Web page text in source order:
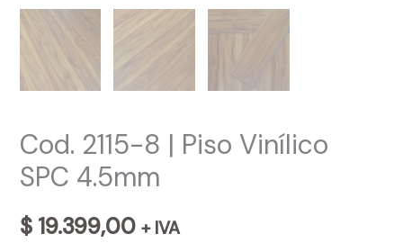
Cod. 2115-8 | Piso Vinílico
SPC 4.5mm
$19.399,00 + IVA